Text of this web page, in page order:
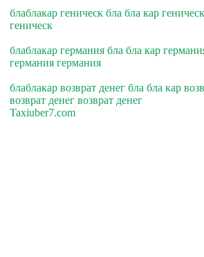
блаблакар геническ бла бла кар
геническ
блаблакар германия бла бла кар
германия германия
блаблакар возврат денег бла бла кар
возврат денег возврат денег
Taxiuber7.com